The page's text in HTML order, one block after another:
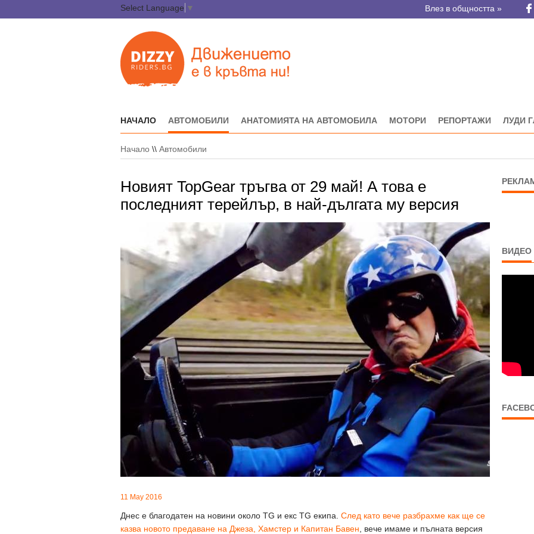
Select Language ▼ Влез в общността »
НАЧАЛО АВТОМОБИЛИ АНАТОМИЯТА НА АВТОМОБИЛА МОТОРИ РЕПОРТАЖИ ЛУДИ
Начало \\ Автомобили
Новият TopGear тръгва от 29 май! А това е
последният терейлър, в най-дългата му версия
11 May 2016
Днес е благодатен на новини около TG и екс TG екипа. След като вече разбрахме как ще се
казва новото предаване на Джеза, Хамстер и Капитан Бавен , вече имаме и пълната версия
ВИДЕО